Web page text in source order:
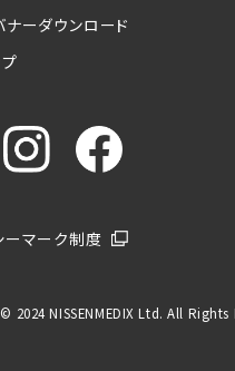
ナーダウンロード
ーマーク制度
2024 NISSENMEDIX Ltd. All Rights